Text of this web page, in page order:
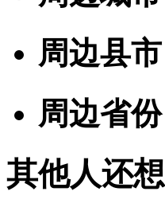
周边县市
周边省份
其他人还